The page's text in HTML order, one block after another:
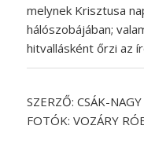
melynek Krisztusa
hálószobájában;
hitvallásként őrzi az
SZERZŐ: CSÁK-
FOTÓK: VOZÁRY